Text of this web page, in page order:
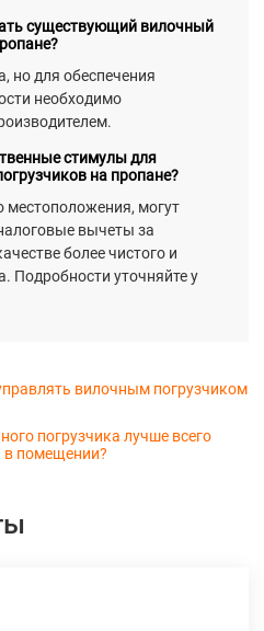
существующий вилочный
но для обеспечения
необходимо
стимулы для
на пропане?
местоположения, могут
вычеты за
более чистого и
Подробности уточняйте у
вилочным погрузчиком
погрузчика лучше всего
в помещении?